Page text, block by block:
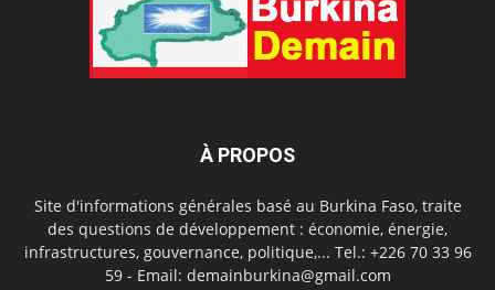
À PROPOS
Site d'informations générales basé au Burkina Faso, traite
des questions de développement : économie, énergie,
infrastructures, gouvernance, politique,... Tel.: +226 70 33 96
59 - Email: demainburkina@gmail.com